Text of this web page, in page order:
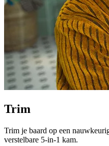
Trim
Trim je baard op een
verstelbare 5-in-1 kam.